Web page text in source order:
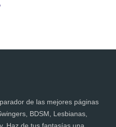
de las mejores páginas
BDSM, Lesbianas,